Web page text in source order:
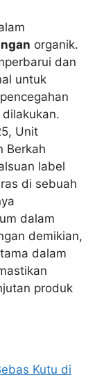
organik.
dan
untuk
Unit
Berkah
label
di sebuah
dalam
demikian,
dalam
produk
Kutu di